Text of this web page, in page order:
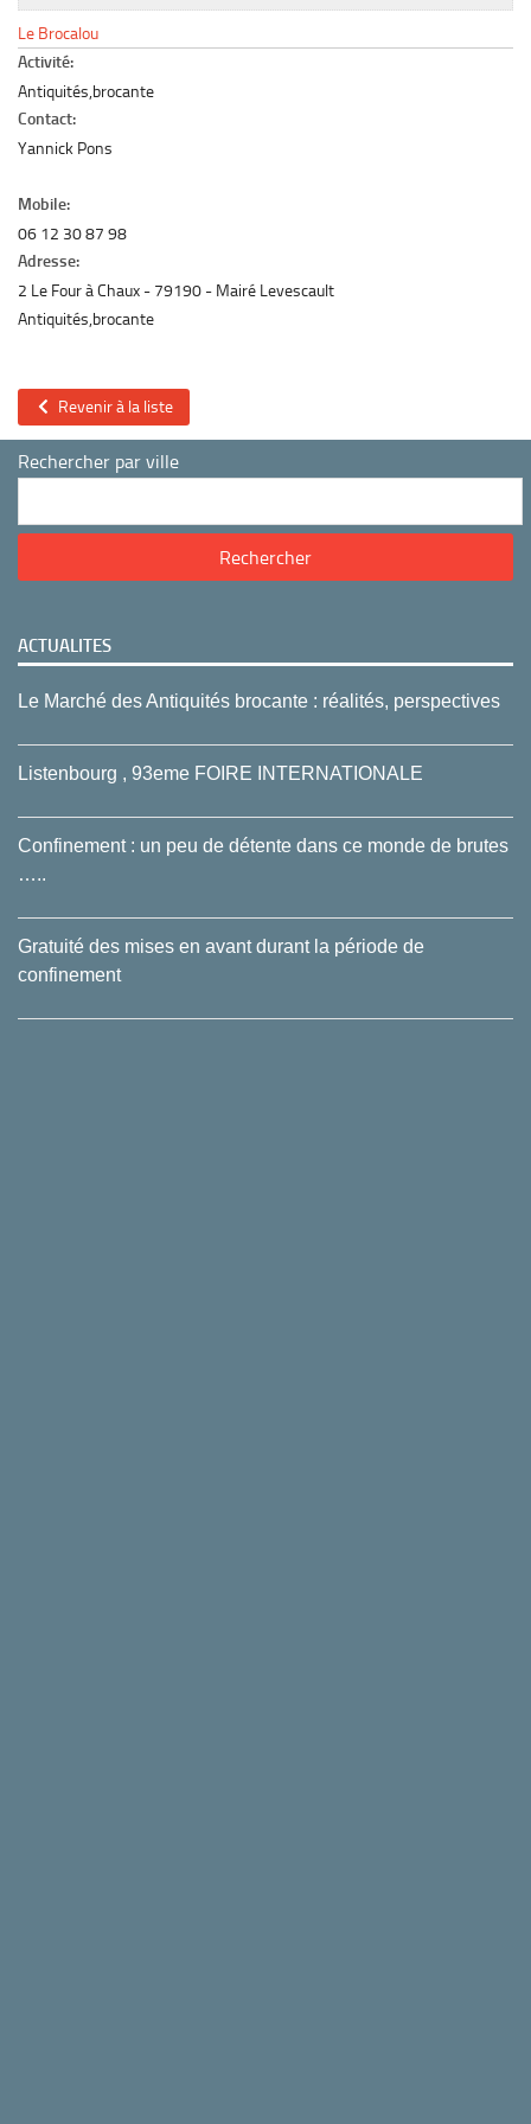
Le marché du mobilier d’occasion
Insertion Annuaire
Contact
Le Brocalou
Activité:
Antiquités,brocante
Contact:
Yannick Pons
Mobile:
06 12 30 87 98
Adresse:
2 Le Four à Chaux 79190
Mairé Levescault
Antiquités,brocante
Revenir à la liste
Rechercher par ville
ACTUALITES
Le Marché des Antiquités brocante : réalités, perspectives
Listenbourg , 93eme FOIRE INTERNATIONALE
Confinement : un peu de détente dans ce monde de brutes
…..
Gratuité des mises en avant durant la période de
confinement